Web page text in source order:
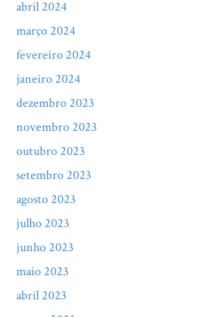
abril 2024
março 2024
fevereiro 2024
janeiro 2024
dezembro 2023
novembro 2023
outubro 2023
setembro 2023
agosto 2023
julho 2023
junho 2023
maio 2023
abril 2023